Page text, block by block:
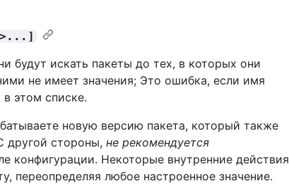
будут искать пакеты до тех, в которых они
не имеет значения; Это ошибка, если имя
этом списке.
новую версию пакета, который также
другой стороны, не рекомендуется
конфигурации. Некоторые внутренние действия
переопределяя любое настроенное значение.